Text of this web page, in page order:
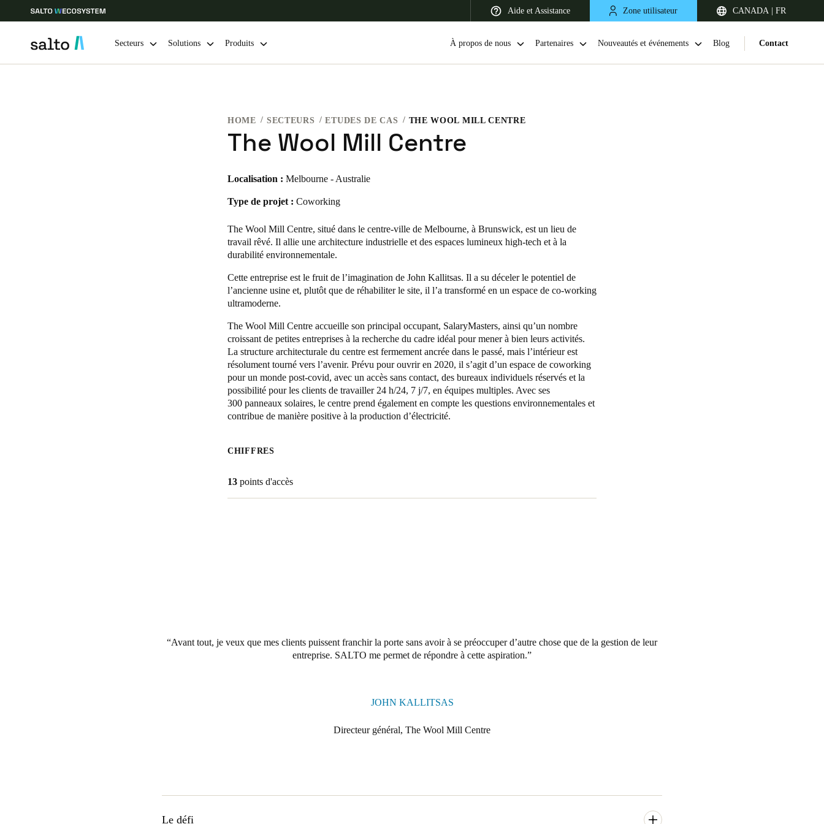
Aide et Assistance Zone utilisateur CANADA | FR
Caribbean - Latin America Africa, Middle East, and India Asia Pacific
Canada
English
Français
Secteurs Solutions Produits À propos de nous Partenaires Nouveautés et événements Blog Contact
HOME SECTEURS ETUDES DE CAS THE WOOL MILL CENTRE
The Wool Mill Centre
Localisation : Melbourne - Australie
Type de projet : Coworking
The Wool Mill Centre, situé dans le centre-ville de Melbourne, à Brunswick, est un lieu de
travail rêvé. Il allie une architecture industrielle et des espaces lumineux high-tech et à la
durabilité environnementale.
Cette entreprise est le fruit de l’imagination de John Kallitsas. Il a su déceler le potentiel de
l’ancienne usine et, plutôt que de réhabiliter le site, il l’a transformé en un espace de co-working
ultramoderne.
The Wool Mill Centre accueille son principal occupant, SalaryMasters, ainsi qu’un nombre
croissant de petites entreprises à la recherche du cadre idéal pour mener à bien leurs activités.
La structure architecturale du centre est fermement ancrée dans le passé, mais l’intérieur est
résolument tourné vers l’avenir. Prévu pour ouvrir en 2020, il s’agit d’un espace de coworking
pour un monde post-covid, avec un accès sans contact, des bureaux individuels réservés et la
possibilité pour les clients de travailler 24 h/24, 7 j/7, en équipes multiples. Avec ses
300 panneaux solaires, le centre prend également en compte les questions environnementales et
contribue de manière positive à la production d’électricité.
CHIFFRES
13 points d'accès
Avant tout, je veux que mes clients puissent franchir la porte sans avoir à se préoccuper d’autre chose que de la gestion de leur
entreprise. SALTO me permet de répondre à cette aspiration.
JOHN KALLITSAS
Directeur général, The Wool Mill Centre
Le défi